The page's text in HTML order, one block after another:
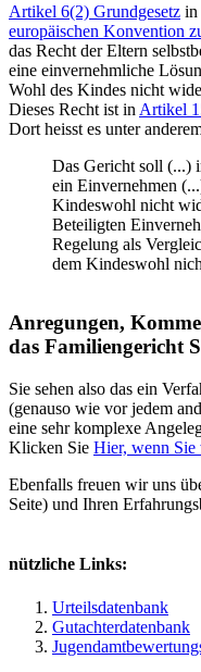
Artikel 6(2) Grundgesetz in
europäischen Konvention
das Recht der Eltern
eine einvernehmliche
Wohl des Kindes nicht
Dieses Recht ist in Artikel
Dort heisst es unter
Das Gericht soll (...)
ein Einvernehmen
Kindeswohl nicht
Beteiligten
Regelung als
dem Kindeswohl
Anregungen,
das Familiengericht
Sie sehen also das ein
(genauso wie vor jedem
eine sehr komplexe
Klicken Sie Hier, wenn Sie
Ebenfalls freuen wir uns
Seite) und Ihren
nützliche Links:
Urteilsdatenbank
Gutachterdatenbank